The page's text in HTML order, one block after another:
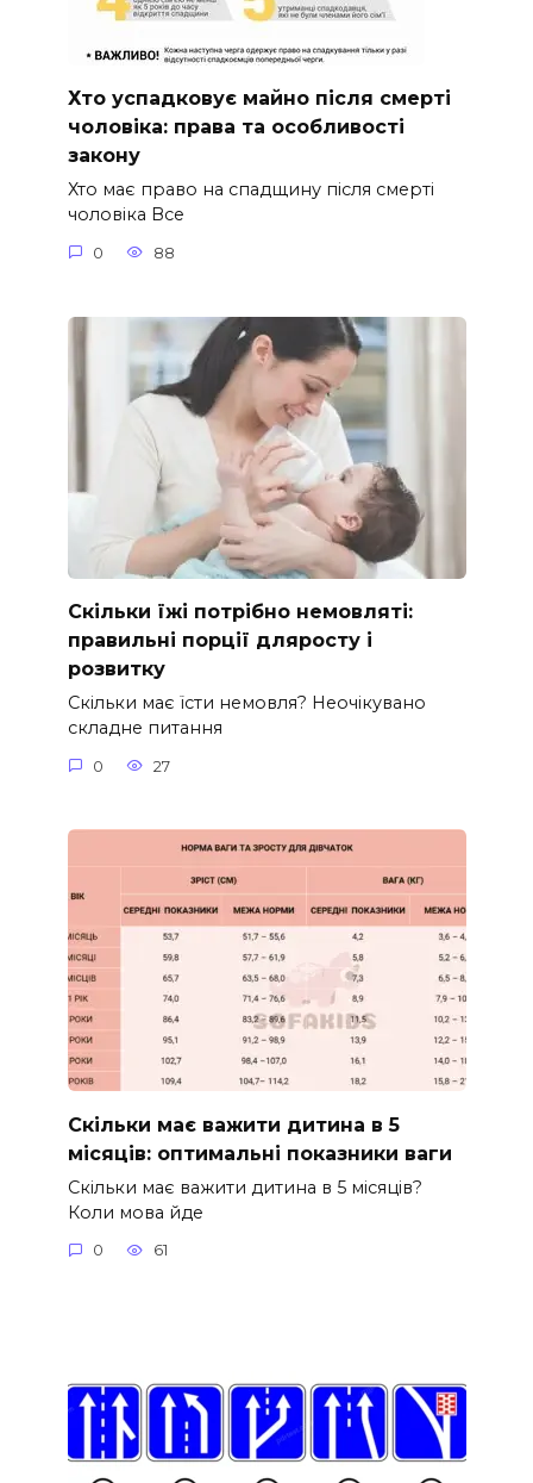
Хто успадковує майно після смерті
чоловіка: права та особливості
закону
Хто має право на спадщину після смерті
чоловіка Все
0 88
Скільки їжі потрібно немовляті:
правильні порції дляросту і
розвитку
Скільки має їсти немовля? Неочікувано
складне питання
0 27
Скільки має важити дитина в 5
місяців: оптимальні показники ваги
Скільки має важити дитина в 5 місяців?
Коли мова йде
0 61